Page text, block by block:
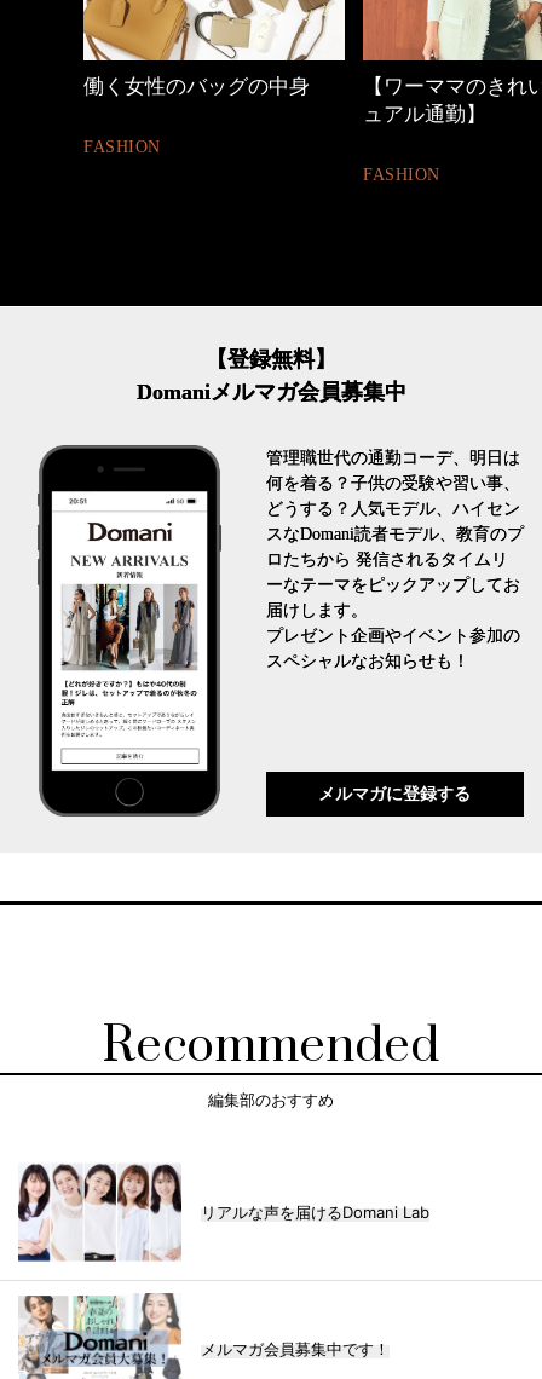
働く女性のバッグの中身
FASHION
【ワーママのきれ
ュアル通勤】
FASHION
【登録無料】
Domaniメルマガ会員募集中
管理職世代の通勤コーデ、明日は
何を着る？子供の受験や習い事、
どうする？人気モデル、ハイセン
スなDomani読者モデル、教育のプ
ロたちから 発信されるタイムリ
ーなテーマをピックアップしてお
届けします。
プレゼント企画やイベント参加の
スペシャルなお知らせも！
メルマガに登録する
Recommended
編集部のおすすめ
リアルな声を届けるDomani Lab
メルマガ会員募集中です！